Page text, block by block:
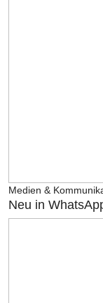
Medien &
Neu in